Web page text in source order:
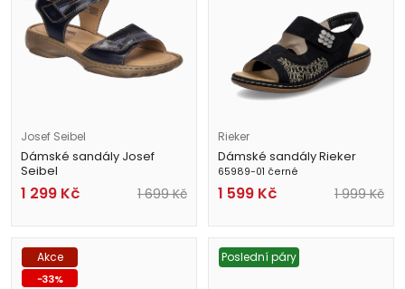
Josef Seibel
Dámské sandály Josef
Seibel
76719 44 596 modré
1 299 Kč 1 699Kč
Rieker
Dámské sandály Rieker
65989-01 černé
1 599 Kč 1 999Kč
Akce
-33%
Poslední páry